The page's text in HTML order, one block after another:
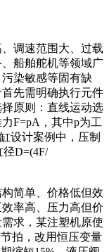
调速范围大、过载
船舶舵机等领域广
染敏感等固有缺
先需明确执行元件
原则：直线运动选
F=pA，其中p为工
设计案例中，压制
径D=(4F/
简单、价格低但效
率高、压力高但价
求，某注塑机原使
拍，改用恒压变量